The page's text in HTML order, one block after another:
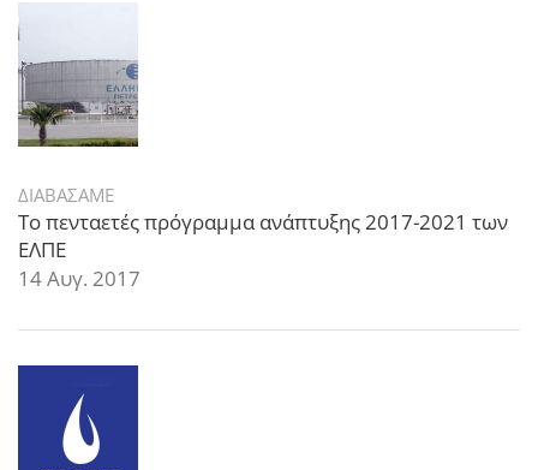
ΔΙΑΒΑΣΑΜΕ
Το πενταετές πρόγραμμα ανάπτυξης 2017-2021 των
ΕΛΠΕ
14 Αυγ. 2017